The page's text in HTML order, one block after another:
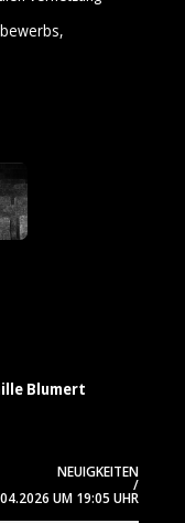
Blumert
NEUIGKEITEN
/
UM 19:05 UHR